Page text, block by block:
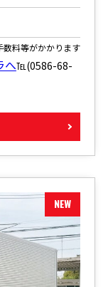
料等がかかります
へ℡(0586-68-